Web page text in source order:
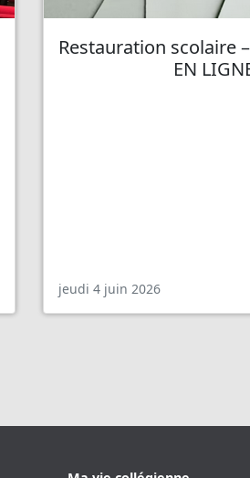
Restauration scolaire
EN
jeudi 4 juin 2026